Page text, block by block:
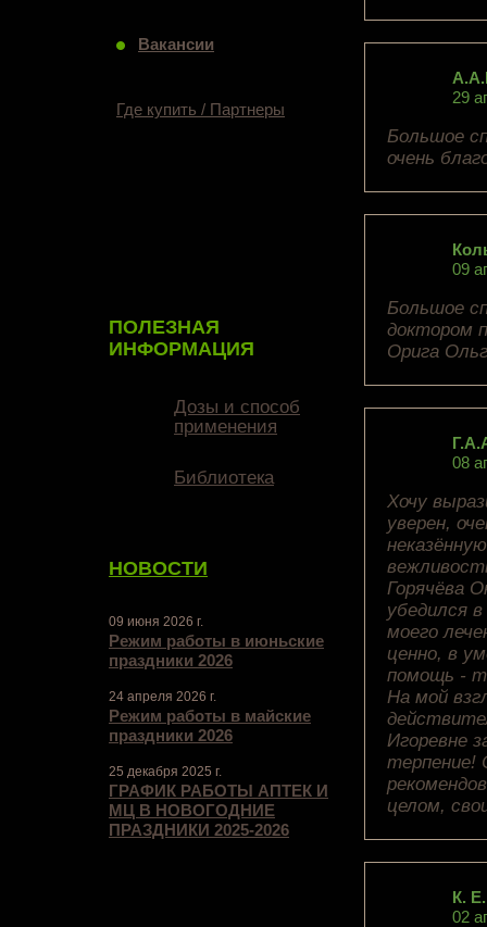
29
Большое
очень
09
Большое
доктором
Орига
08
Хочу
уверен,
Горячёва
убедился
моего
ценно, в
помощь -
На мой
Игоревне
терпение!
целом,
К.
02
Вакансии
Где купить / Партнеры
ПОЛЕЗНАЯ
ИНФОРМАЦИЯ
Дозы и способ
применения
Библиотека
НОВОСТИ
09 июня 2026 г.
Режим работы в июньские
праздники 2026
24 апреля 2026 г.
Режим работы в майские
праздники 2026
25 декабря 2025 г.
ГРАФИК РАБОТЫ АПТЕК И
МЦ В НОВОГОДНИЕ
ПРАЗДНИКИ 2025-2026